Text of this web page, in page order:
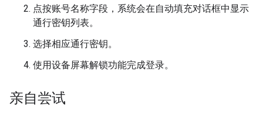
点按账号名称字段，系统会在自动填充对话框中显示
通行密钥列表。
选择相应通行密钥。
使用设备屏幕解锁功能完成登录。
亲自尝试